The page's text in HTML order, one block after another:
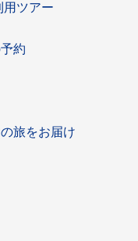
用ツアー
約
旅をお届け